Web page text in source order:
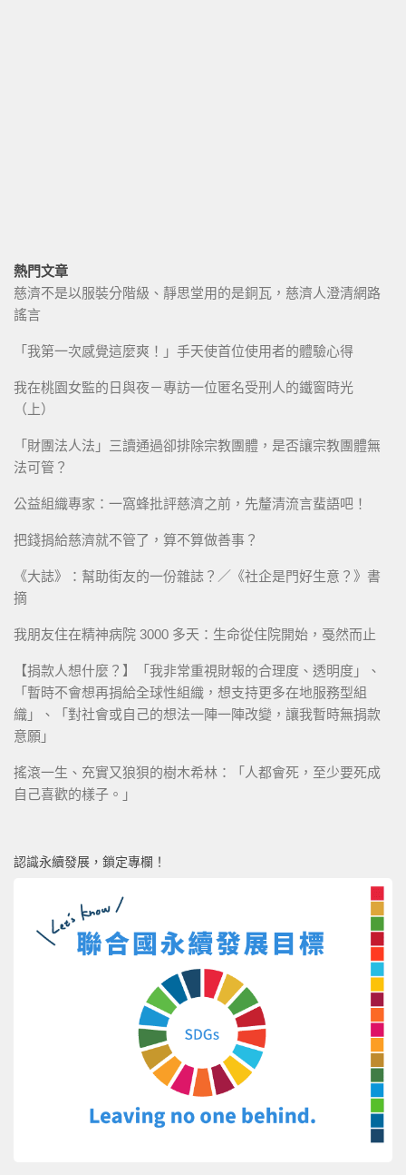
熱門文章
慈濟不是以服裝分階級、靜思堂用的是銅瓦，慈濟人澄清網路
謠言
「我第一次感覺這麼爽！」手天使首位使用者的體驗心得
我在桃園女監的日與夜－專訪一位匿名受刑人的鐵窗時光
（上）
「財團法人法」三讀通過卻排除宗教團體，是否讓宗教團體無
法可管？
公益組織專家：一窩蜂批評慈濟之前，先釐清流言蜚語吧！
把錢捐給慈濟就不管了，算不算做善事？
《大誌》：幫助街友的一份雜誌？／《社企是門好生意？》書
摘
我朋友住在精神病院 3000 多天：生命從住院開始，戞然而止
【捐款人想什麼？】「我非常重視財報的合理度、透明度」、
「暫時不會想再捐給全球性組織，想支持更多在地服務型組
織」、「對社會或自己的想法一陣一陣改變，讓我暫時無捐款
意願」
搖滾一生、充實又狼狽的樹木希林：「人都會死，至少要死成
自己喜歡的樣子。」
認識永續發展，鎖定專欄！